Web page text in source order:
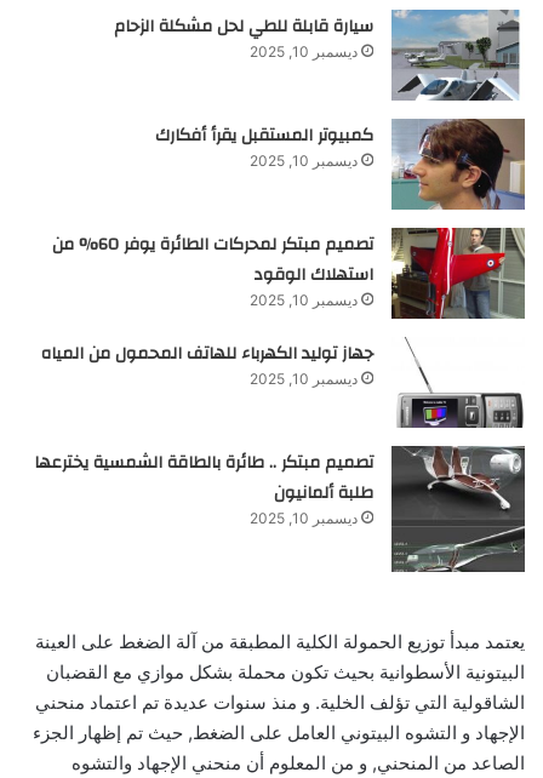
سيارة قابلة للطي لحل مشكلة الزحام
ديسمبر 10, 2025
كمبيوتر المستقبل يقرأ أفكارك
ديسمبر 10, 2025
تصميم مبتكر لمحركات الطائرة يوفر 60% من
استهلاك الوقود
ديسمبر 10, 2025
جهاز توليد الكهرباء للهاتف المحمول من المياه
ديسمبر 10, 2025
تصميم مبتكر .. طائرة بالطاقة الشمسية يخترعها
طلبة ألمانيون
ديسمبر 10, 2025
يعتمد مبدأ توزيع الحمولة الكلية المطبقة من آلة الضغط على العينة
البيتونية الأسطوانية بحيث تكون محملة بشكل موازي مع القضبان
الشاقولية التي تؤلف الخلية. و منذ سنوات عديدة تم اعتماد منحني
الإجهاد و التشوه البيتوني العامل على الضغط, حيث تم إظهار الجزء
الصاعد من المنحني, و من المعلوم أن منحني الإجهاد والتشوه